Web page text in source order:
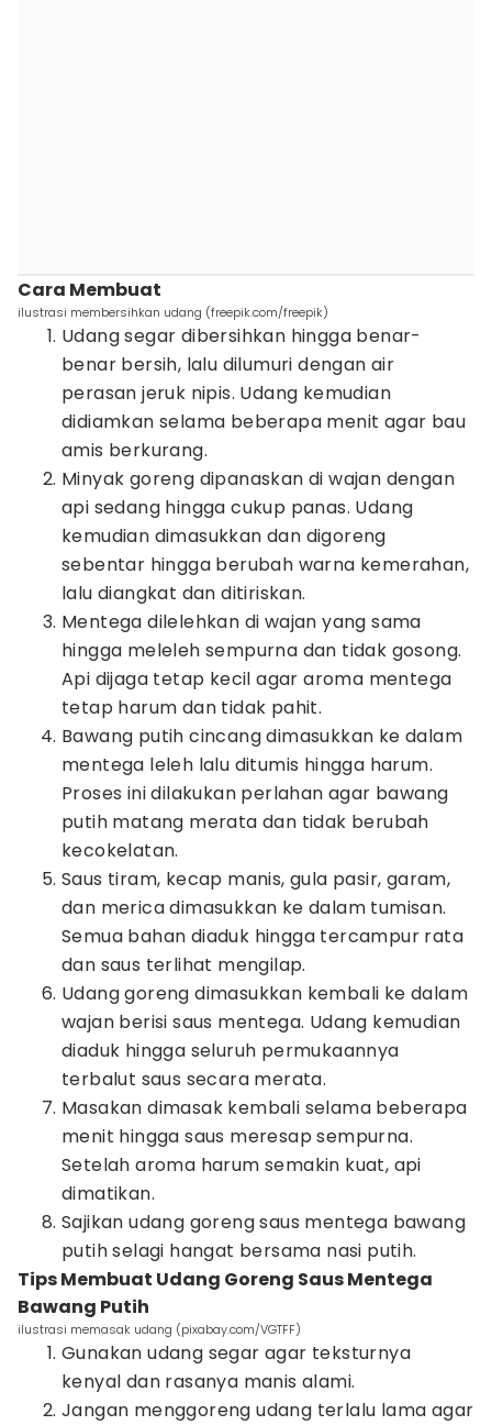
Cara Membuat
ilustrasi membersihkan udang (freepik.com/freepik)
Udang segar dibersihkan hingga benar-
benar bersih, lalu dilumuri dengan air
perasan jeruk nipis. Udang kemudian
didiamkan selama beberapa menit agar bau
amis berkurang.
Minyak goreng dipanaskan di wajan dengan
api sedang hingga cukup panas. Udang
kemudian dimasukkan dan digoreng
sebentar hingga berubah warna kemerahan,
lalu diangkat dan ditiriskan.
Mentega dilelehkan di wajan yang sama
hingga meleleh sempurna dan tidak gosong.
Api dijaga tetap kecil agar aroma mentega
tetap harum dan tidak pahit.
Bawang putih cincang dimasukkan ke dalam
mentega leleh lalu ditumis hingga harum.
Proses ini dilakukan perlahan agar bawang
putih matang merata dan tidak berubah
kecokelatan.
Saus tiram, kecap manis, gula pasir, garam,
dan merica dimasukkan ke dalam tumisan.
Semua bahan diaduk hingga tercampur rata
dan saus terlihat mengilap.
Udang goreng dimasukkan kembali ke dalam
wajan berisi saus mentega. Udang kemudian
diaduk hingga seluruh permukaannya
terbalut saus secara merata.
Masakan dimasak kembali selama beberapa
menit hingga saus meresap sempurna.
Setelah aroma harum semakin kuat, api
dimatikan.
Sajikan udang goreng saus mentega bawang
putih selagi hangat bersama nasi putih.
Tips Membuat Udang Goreng Saus Mentega
Bawang Putih
ilustrasi memasak udang (pixabay.com/VGTFF)
Gunakan udang segar agar teksturnya
kenyal dan rasanya manis alami.
Jangan menggoreng udang terlalu lama agar